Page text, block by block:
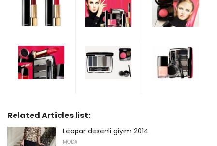
Related Articles list:
Leopar desenli giyim 2014
MODA